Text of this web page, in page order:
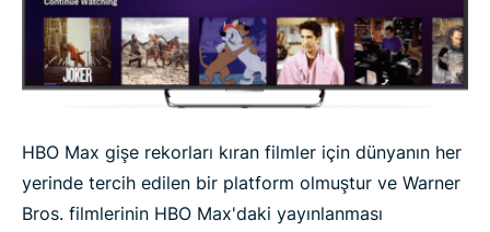
HBO Max gişe rekorları kıran filmler için dünyanın her
yerinde tercih edilen bir platform olmuştur ve Warner
Bros. filmlerinin HBO Max'daki yayınlanması